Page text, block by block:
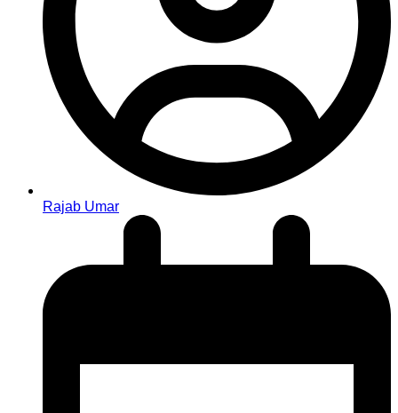
Rajab Umar